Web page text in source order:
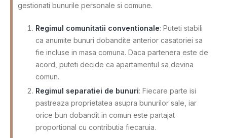
gestionati bunurile personale si comune.
Regimul comunitatii conventionale: Puteti stabili
ca anumite bunuri dobandite anterior casatoriei sa
fie incluse in masa comuna. Daca partenera este de
acord, puteti decide ca apartamentul sa devina
comun.
Regimul separatiei de bunuri: Fiecare parte isi
pastreaza proprietatea asupra bunurilor sale, iar
orice bun dobandit in comun este partajat
proportional cu contributia fiecaruia.